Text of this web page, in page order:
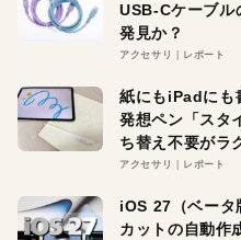
USB-Cケーブル
発見か？
アクセサリ レポート
紙にもiPadにも
発想ペン「スタ
ち替え不要がラ
アクセサリ レポート
iOS 27（ベータ
カットの自動作